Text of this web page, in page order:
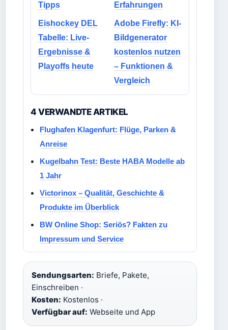
Tipps
Erfahrungen
Eishockey DEL
Tabelle: Live-
Ergebnisse &
Playoffs heute
Adobe Firefly: KI-
Bildgenerator
kostenlos nutzen
– Funktionen &
Vergleich
4 VERWANDTE ARTIKEL
Flughafen Klagenfurt: Flüge, Parken &
Anreise
Kugelbahn Test: Beste HABA Modelle ab
1 Jahr
Victorinox – Qualität, Geschichte &
Produkte im Überblick
BW Online Shop: Seriös? Fakten zu
Impressum und Service
Sendungsarten: Briefe, Pakete,
Einschreiben ·
Kosten: Kostenlos ·
Verfügbar auf: Webseite und App